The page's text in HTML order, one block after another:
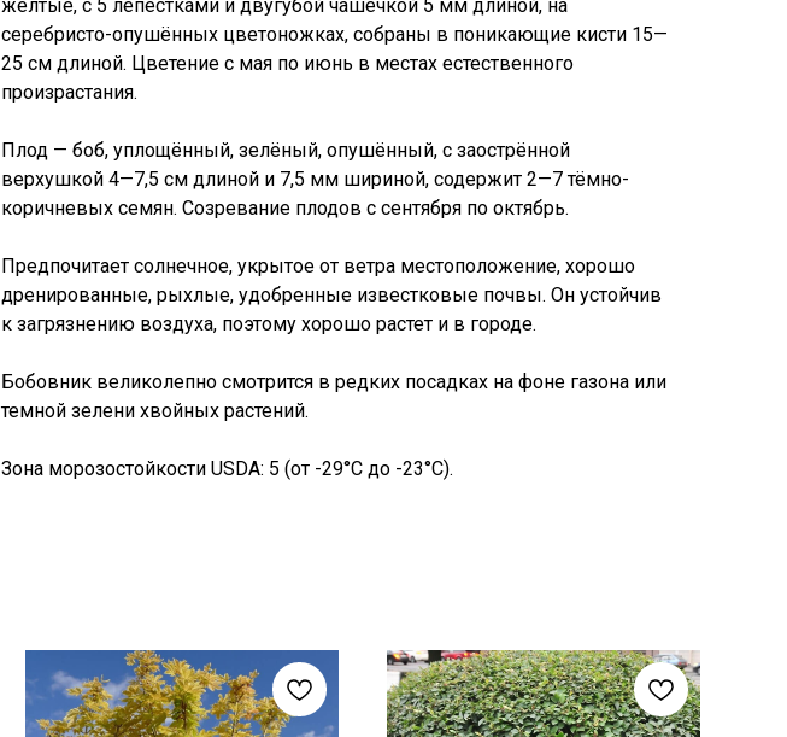
жёлтые, с 5 лепестками и двугубой чашечкой 5 мм длиной, на
серебристо-опушённых цветоножках, собраны в поникающие кисти 15—
25 см длиной. Цветение с мая по июнь в местах естественного
произрастания.
Плод — боб, уплощённый, зелёный, опушённый, с заострённой
верхушкой 4—7,5 см длиной и 7,5 мм шириной, содержит 2—7 тёмно-
коричневых семян. Созревание плодов с сентября по октябрь.
Предпочитает солнечное, укрытое от ветра местоположение, хорошо
дренированные, рыхлые, удобренные известковые почвы. Он устойчив
к загрязнению воздуха, поэтому хорошо растет и в городе.
Бобовник великолепно смотрится в редких посадках на фоне газона или
темной зелени хвойных растений.
Зона морозостойкости USDA: 5 (от -29°C до -23°C).